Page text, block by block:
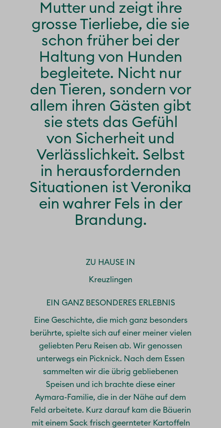
Mutter und zeigt ihre
grosse Tierliebe, die sie
schon früher bei der
Haltung von Hunden
begleitete. Nicht nur
den Tieren, sondern vor
allem ihren Gästen gibt
sie stets das Gefühl
von Sicherheit und
Verlässlichkeit. Selbst
in herausfordernden
Situationen ist Veronika
ein wahrer Fels in der
Brandung.
ZU HAUSE IN
Kreuzlingen
EIN GANZ BESONDERES ERLEBNIS
Eine Geschichte, die mich ganz besonders
berührte, spielte sich auf einer meiner vielen
geliebten Peru Reisen ab. Wir genossen
unterwegs ein Picknick. Nach dem Essen
sammelten wir die übrig gebliebenen
Speisen und ich brachte diese einer
Aymara-Familie, die in der Nähe auf dem
Feld arbeitete. Kurz darauf kam die Bäuerin
mit einem Sack frisch geernteter Kartoffeln